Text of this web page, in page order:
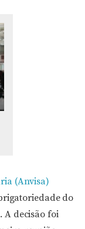
(Anvisa)
do
A decisão foi